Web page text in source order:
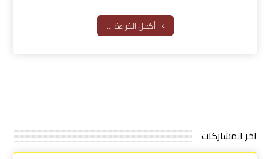
أكمل القراءة ...
آخر المشاركات